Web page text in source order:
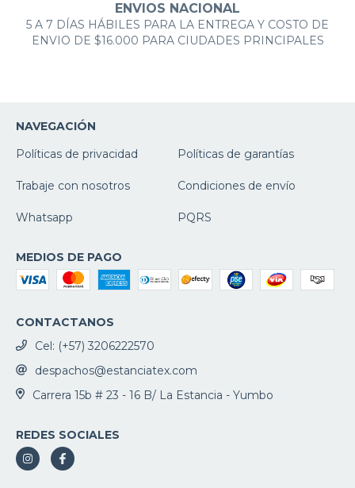
ENVIOS NACIONAL
5 A 7 DÍAS HÁBILES PARA LA ENTREGA Y COSTO DE
ENVIO DE $16.000 PARA CIUDADES PRINCIPALES
NAVEGACIÓN
Políticas de privacidad
Políticas de garantías
Trabaje con nosotros Condiciones de envío
Whatsapp PQRS
MEDIOS DE PAGO
CONTACTANOS
Cel: (+57) 3206222570
despachos@estanciatex.com
Carrera 15b # 23 - 16 B/ La Estancia - Yumbo
REDES SOCIALES